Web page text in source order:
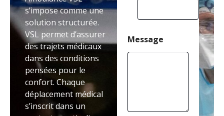
s’impose comme une
solution structurée.
VSL permet d’assurer
des trajets médicaux
dans des conditions
pensées pour le
confort. Chaque
déplacement médical
s’inscrit dans un
Message